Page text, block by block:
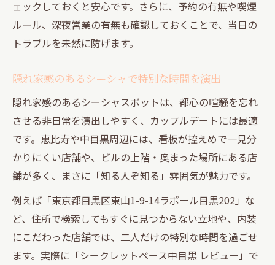
ェックしておくと安心です。さらに、予約の有無や喫煙
ルール、深夜営業の有無も確認しておくことで、当日の
トラブルを未然に防げます。
隠れ家感のあるシーシャで特別な時間を演出
隠れ家感のあるシーシャスポットは、都心の喧騒を忘れ
させる非日常を演出しやすく、カップルデートには最適
です。恵比寿や中目黒周辺には、看板が控えめで一見分
かりにくい店舗や、ビルの上階・奥まった場所にある店
舗が多く、まさに「知る人ぞ知る」雰囲気が魅力です。
例えば「東京都目黒区東山1-9-14ラポール目黒202」な
ど、住所で検索してもすぐに見つからない立地や、内装
にこだわった店舗では、二人だけの特別な時間を過ごせ
ます。実際に「シークレットベース中目黒 レビュー」で